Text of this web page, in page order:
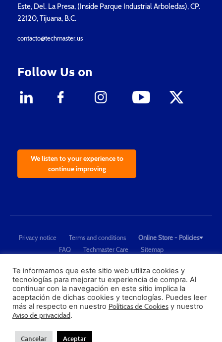
Este, Del. La Presa, (Inside Parque Industrial Arboledas), CP.
22120, Tijuana, B.C.
contacto@techmaster.us
Follow Us on
We listen to your experience to
continue improving
Privacy notice Terms and conditions
Online Store - Policies
FAQ
Techmaster Care
Sitemap
"Techmaster de México is The Global Leader in Test Equipment Solutions -
Calibration, Dimensional Measurement and Testing"
PROFECO
CONDUSEF
Te informamos que este sitio web utiliza cookies y
tecnologías para mejorar tu experiencia de compra. Al
continuar con la navegación en este sitio implica la
aceptación de dichas cookies y tecnologías. Puedes leer
más al respecto en nuestro Políticas de Cookies y nuestro
Aviso de privacidad.
Cancelar Aceptar